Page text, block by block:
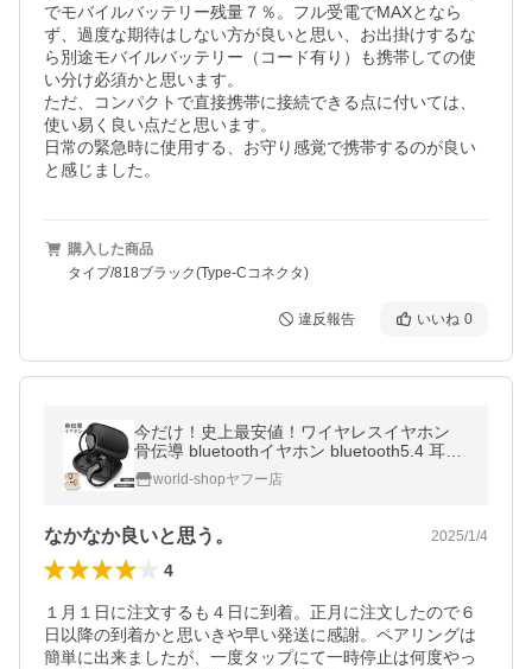
でモバイルバッテリー残量７％。フル受電でMAXとなら
ず、過度な期待はしない方が良いと思い、お出掛けするな
ら別途モバイルバッテリー（コード有り）も携帯しての使
い分け必須かと思います。
ただ、コンパクトで直接携帯に接続できる点に付いては、
使い易く良い点だと思います。
日常の緊急時に使用する、お守り感覚で携帯するのが良い
と感じました。
購入した商品
タイプ/818ブラック(Type-Cコネクタ)
違反報告 いいね 0
今だけ！史上最安値！ワイヤレスイヤホン
骨伝導 bluetoothイヤホン bluetooth5.4 耳を
塞がない 耳掛け 骨伝導 イヤホン マイク付き
開放式 OWS ENCノイズキャン
world-shopヤフー店
なかなか良いと思う。 2025/1/4
4
１月１日に注文するも４日に到着。正月に注文したので６
日以降の到着かと思いきや早い発送に感謝。ペアリングは
簡単に出来ましたが、一度タップにて一時停止は何度やっ